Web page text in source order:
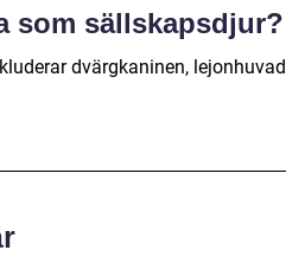
som sällskapsdjur?
dvärgkaninen, lejonhuvad